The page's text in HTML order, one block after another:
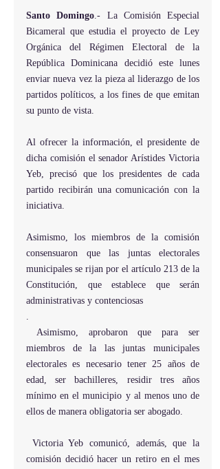
Santo Domingo.- La Comisión Especial
Bicameral que estudia el proyecto de Ley
Orgánica del Régimen Electoral de la
República Dominicana decidió este lunes
enviar nueva vez la pieza al liderazgo de los
partidos políticos, a los fines de que emitan
su punto de vista.
Al ofrecer la información, el presidente de
dicha comisión el senador Arístides Victoria
Yeb, precisó que los presidentes de cada
partido recibirán una comunicación con la
iniciativa.
Asimismo, los miembros de la comisión
consensuaron que las juntas electorales
municipales se rijan por el artículo 213 de la
Constitución, que establece que serán
administrativas y contenciosas
.
miembros de la las juntas municipales
electorales es necesario tener 25 años de
edad, ser bachilleres, residir tres años
mínimo en el municipio y al menos uno de
ellos de manera obligatoria ser abogado.
comisión decidió hacer un retiro en el mes